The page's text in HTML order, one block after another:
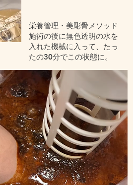
栄養管理・美彫骨メソッド
施術の後に無色透明の水を
入れた機械に入って、たっ
たの30分でこの状態に。